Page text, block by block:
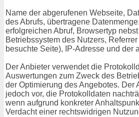
Name der abgerufenen Webseite,
des Abrufs, übertragene
erfolgreichen Abruf, Browsertyp
Betriebssystem des Nutzers,
besuchte Seite), IP-Adresse und der
Der Anbieter verwendet die
Auswertungen zum Zweck des
der Optimierung des Angebotes. Der
jedoch vor, die Protokolldaten
wenn aufgrund konkreter
Verdacht einer rechtswidrigen